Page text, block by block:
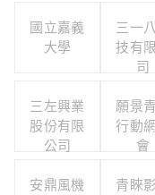
國立嘉義
大學
三一
技有
司
三左興業
股份有限
公司
願景
行動
會
安鼎風機
青睞